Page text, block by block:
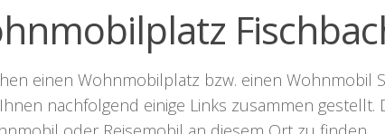
einen Wohnmobilplatz bzw. einen Wohnmobil
nachfolgend einige Links zusammen